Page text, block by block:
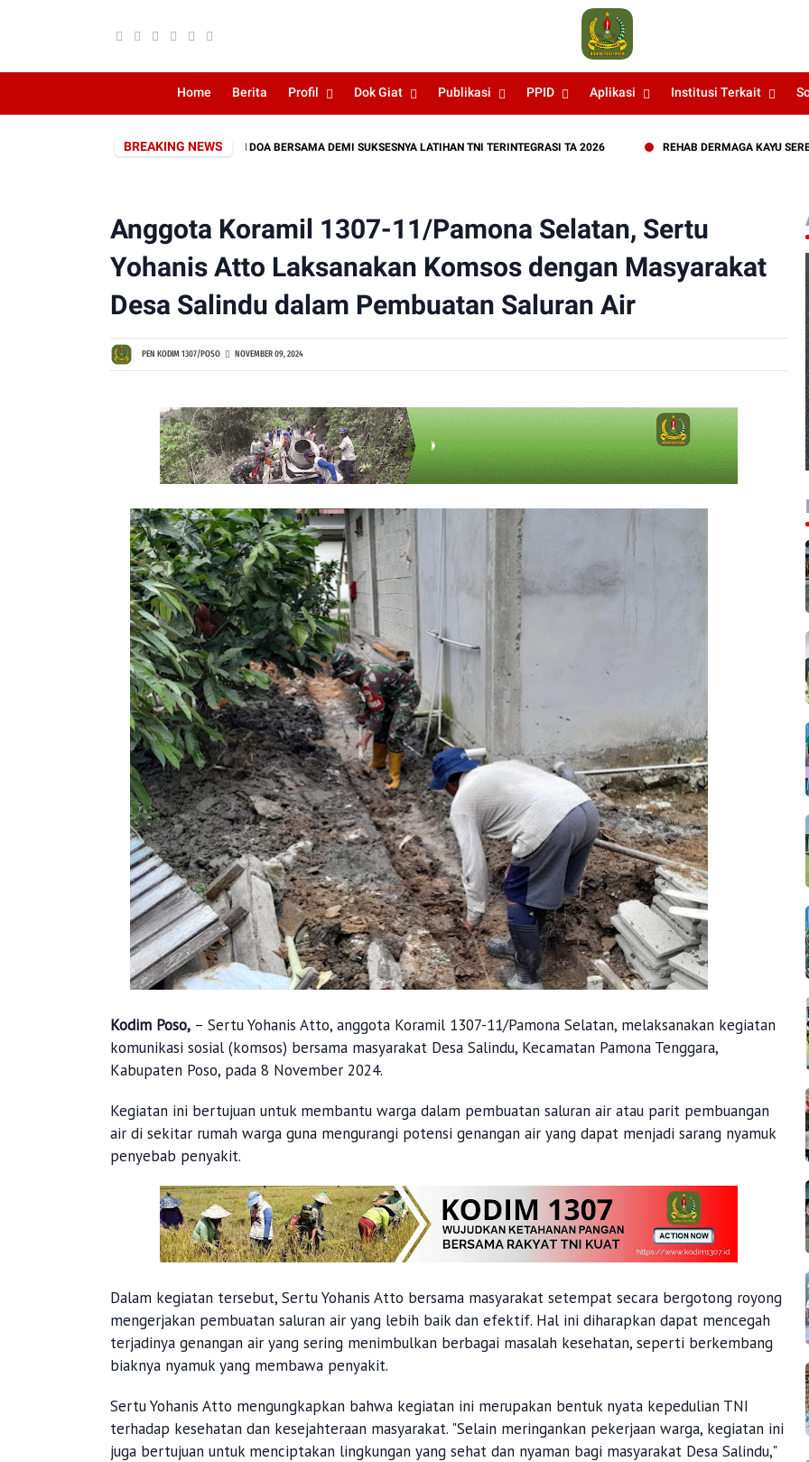
Home Berita Profil Dok Giat Publikasi PPID Aplikasi Institusi Terkait
BREAKING NEWS
KODIM 1307/POSO PANJATKAN DOA BERSAMA DEMI SUKSESNYA LATIHAN TNI TERINTEGRASI TA 2026 REHAB DERMAGA KAYU SERBUAN
Anggota Koramil 1307-11/Pamona Selatan, Sertu
Yohanis Atto Laksanakan Komsos dengan Masyarakat
Desa Salindu dalam Pembuatan Saluran Air
PEN KODIM 1307/POSO NOVEMBER 09, 2024
Kodim Poso, – Sertu Yohanis Atto, anggota Koramil 1307-11/Pamona Selatan, melaksanakan kegiatan
komunikasi sosial (komsos) bersama masyarakat Desa Salindu, Kecamatan Pamona Tenggara,
Kabupaten Poso, pada 8 November 2024.
Kegiatan ini bertujuan untuk membantu warga dalam pembuatan saluran air atau parit pembuangan
air di sekitar rumah warga guna mengurangi potensi genangan air yang dapat menjadi sarang nyamuk
penyebab penyakit.
Dalam kegiatan tersebut, Sertu Yohanis Atto bersama masyarakat setempat secara bergotong royong
mengerjakan pembuatan saluran air yang lebih baik dan efektif. Hal ini diharapkan dapat mencegah
terjadinya genangan air yang sering menimbulkan berbagai masalah kesehatan, seperti berkembang
biaknya nyamuk yang membawa penyakit.
Sertu Yohanis Atto mengungkapkan bahwa kegiatan ini merupakan bentuk nyata kepedulian TNI
terhadap kesehatan dan kesejahteraan masyarakat. "Selain meringankan pekerjaan warga, kegiatan ini
juga bertujuan untuk menciptakan lingkungan yang sehat dan nyaman bagi masyarakat Desa Salindu,"